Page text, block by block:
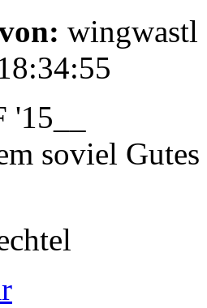
wingwastl
soviel